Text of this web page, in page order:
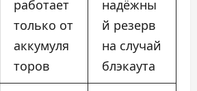
работает
только от
аккумуля
торов
надёжны
й резерв
на случай
блэкаута